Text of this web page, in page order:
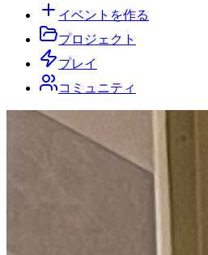
イベントを作る
プロジェクト
プレイ
コミュニティ